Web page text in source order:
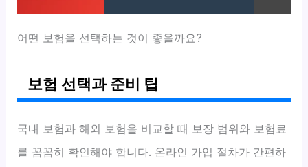
어떤 보험을 선택하는 것이 좋을까요?
보험 선택과 준비 팁
국내 보험과 해외 보험을 비교할 때 보장 범위와 보험료
를 꼼꼼히 확인해야 합니다. 온라인 가입 절차가 간편하